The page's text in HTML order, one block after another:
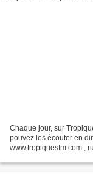
Chaque jour, sur
pouvez les écouter en
www.tropiquesfm.com ,